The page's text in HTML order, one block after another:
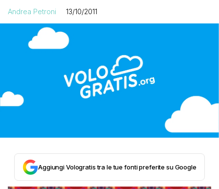
Andrea Petroni 13/10/2011
Aggiungi Vologratis tra le tue fonti preferite su Google